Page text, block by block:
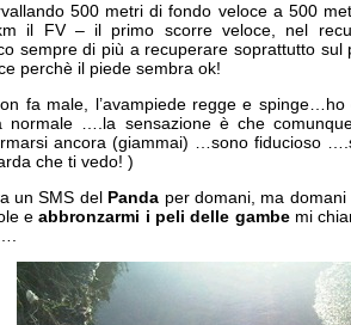
500 metri di fondo veloce a 500
il FV – il primo scorre veloce, nel
sempre di più a recuperare soprattutto
perchè il piede sembra ok!
fa male, l’avampiede regge e
normale ….la sensazione è che
ancora (giammai) …sono fiducioso
che ti vedo! )
un SMS del Panda per domani, ma
eabbronzarmi i peli delle gambemi